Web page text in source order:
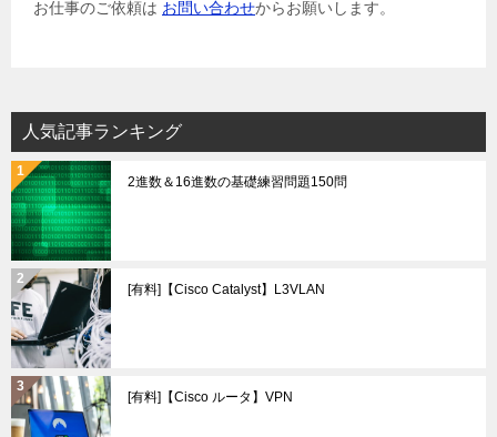
お仕事のご依頼は お問い合わせからお願いします。
人気記事ランキング
2進数＆16進数の基礎練習問題150問
[有料]【Cisco Catalyst】L3VLAN
[有料]【Cisco ルータ】VPN